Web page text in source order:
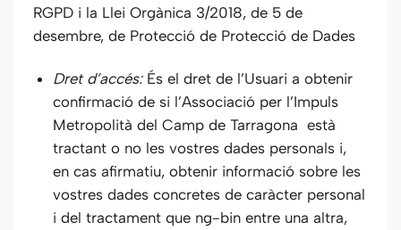
RGPD i la Llei Orgànica 3/2018, de 5 de
desembre, de Protecció de Protecció de Dades
Dret d’accés:És el dret de l’Usuari a obtenir
confirmació de si l’Associació per l’Impuls
Metropolità del Camp de Tarragona està
tractant o no les vostres dades personals i,
en cas afirmatiu, obtenir informació sobre les
vostres dades concretes de caràcter personal
i del tractament que ng-bin entre una altra,